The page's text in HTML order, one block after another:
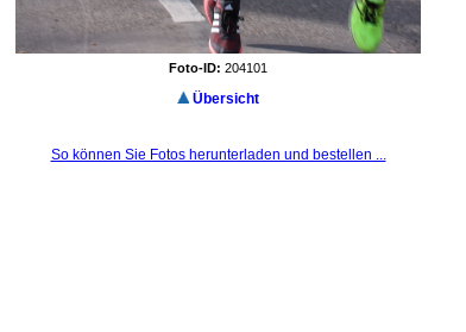
Foto-ID: 204101
Übersicht
So können Sie Fotos herunterladen und bestellen ...